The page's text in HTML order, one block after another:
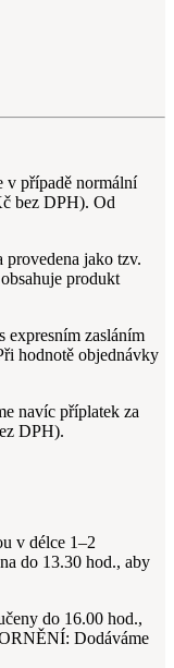
v případě normální
bez DPH). Od
jako tzv.
produkt
expresním zasláním
hodnotě objednávky
navíc příplatek za
DPH).
v délce 1–2
do 13.30 hod., aby
do 16.00 hod.,
Dodáváme